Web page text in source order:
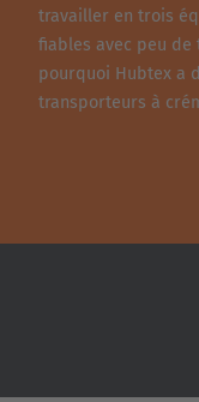
travailler en trois
fiables avec peu de
pourquoi Hubtex a
transporteurs à